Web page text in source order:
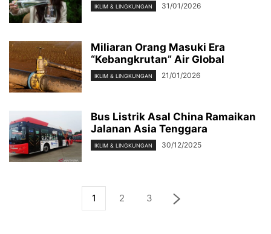
IKLIM & LINGKUNGAN 31/01/2026
Miliaran Orang Masuki Era
“Kebangkrutan” Air Global
IKLIM & LINGKUNGAN 21/01/2026
Bus Listrik Asal China Ramaikan
Jalanan Asia Tenggara
IKLIM & LINGKUNGAN 30/12/2025
1 2 3